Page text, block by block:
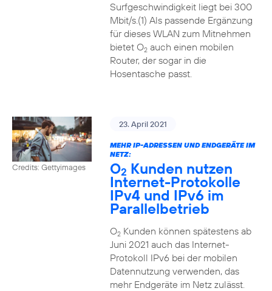
Surfgeschwindigkeit liegt bei 300
Mbit/s.(1) Als passende Ergänzung
für dieses WLAN zum Mitnehmen
bietet O2auch einen mobilen
Router, der sogar in die
Hosentasche passt.
Credits: Gettyimages
23. April 2021
MEHR IP-ADRESSEN UND ENDGERÄTE IM
NETZ:
O2 Kunden nutzen
Internet-Protokolle
IPv4 und IPv6 im
Parallelbetrieb
O2Kunden können spätestens ab
Juni 2021 auch das Internet-
Protokoll IPv6 bei der mobilen
Datennutzung verwenden, das
mehr Endgeräte im Netz zulässt.